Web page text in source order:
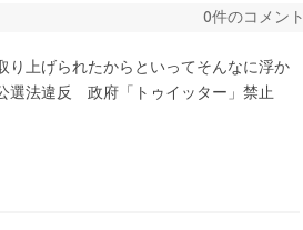
0件のコメント
上げられたからといってそんなに浮か
選法違反 政府「トゥイッター」禁止